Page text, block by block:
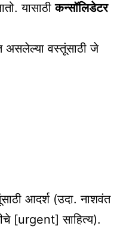
यासाठीकन्सॉलिडेटर
असलेल्या वस्तूंसाठी जे
आदर्श (उदा. नाशवंत
[urgent] साहित्य).